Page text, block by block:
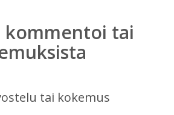
kommentoi tai
tai kokemus